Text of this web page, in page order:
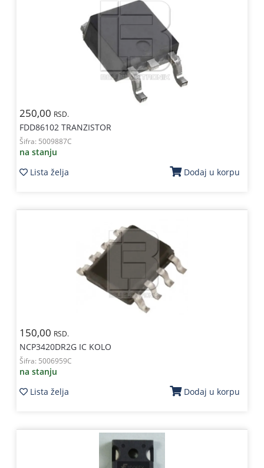
250,00 RSD.
FDD86102 TRANZISTOR
Šifra: 5009887C
na stanju
Lista želja
Dodaj u korpu
150,00 RSD.
NCP3420DR2G IC KOLO
Šifra: 5006959C
na stanju
Lista želja
Dodaj u korpu